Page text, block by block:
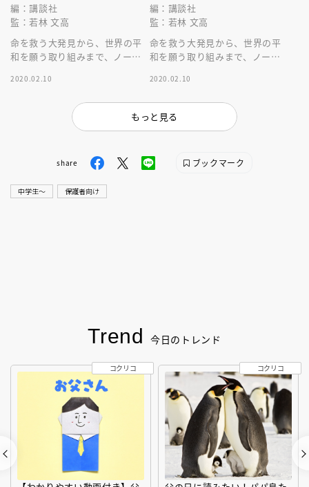
編：講談社
監：若林 文高
命を救う大発見から、世界の平
和を願う取り組みまで、ノーベ
2020.02.10
編：講談社
監：若林 文高
命を救う大発見から、世界の平
和を願う取り組みまで、ノーベ
2020.02.10
もっと見る
share ブックマーク
中学生〜 保護者向け
Trend 今日のトレンド
コクリコ コクリコ